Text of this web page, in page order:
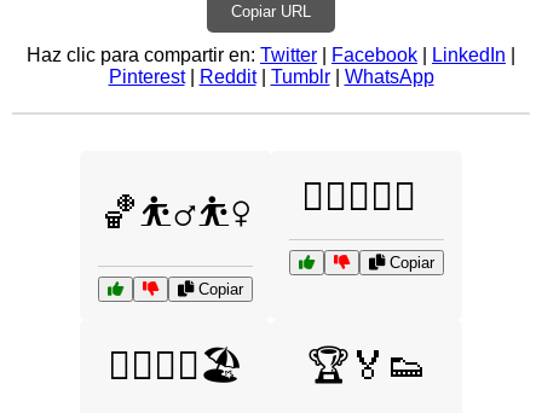
Copiar URL
Haz clic para compartir en: Twitter Facebook LinkedIn
Pinterest| Reddit| Tumblr| WhatsApp
🏀⛹️‍♂️⛹️‍♀️
Copiar
🏄‍♂️🏄‍♀️🌊
Copiar
🏄‍♂️🏄‍♀️🏖️ 🏆🏅👟